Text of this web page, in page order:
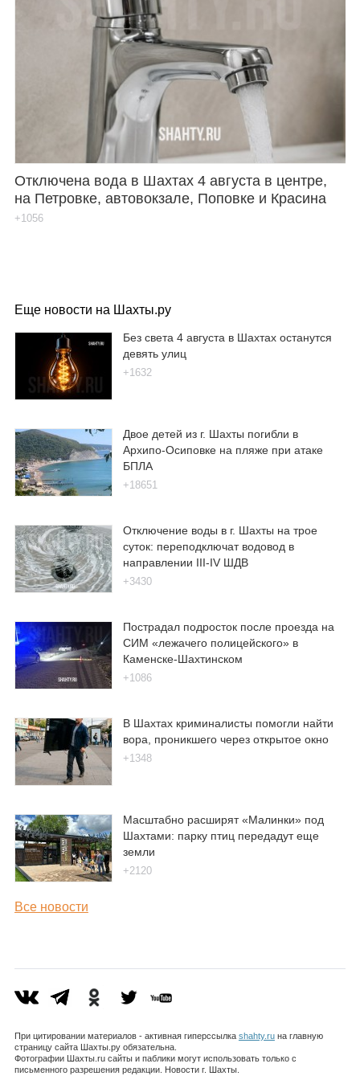
Отключена вода в Шахтах 4 августа в центре,
на Петровке, автовокзале, Поповке и Красина
+1056
Еще новости на Шахты.ру
Без света 4 августа в Шахтах останутся
девять улиц
+1632
Двое детей из г. Шахты погибли в
Архипо-Осиповке на пляже при атаке
БПЛА
+18651
Отключение воды в г. Шахты на трое
суток: переподключат водовод в
направлении III-IV ШДВ
+3430
Пострадал подросток после проезда на
СИМ «лежачего полицейского» в
Каменске-Шахтинском
+1086
В Шахтах криминалисты помогли найти
вора, проникшего через открытое окно
+1348
Масштабно расширят «Малинки» под
Шахтами: парку птиц передадут еще
земли
+2120
Все новости
При цитировании материалов - активная гиперссылка shahty.ruна главную
страницу сайта Шахты.ру обязательна.
Фотографии Шахты.ru сайты и паблики могут использовать только с
письменного разрешения редакции. Новости г. Шахты.